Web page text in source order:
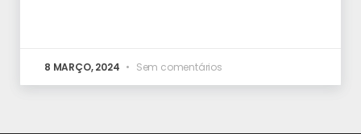
8 MARÇO, 2024 Sem comentários